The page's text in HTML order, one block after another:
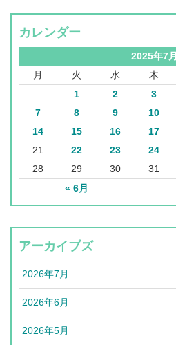
カレンダー
2025年7月
月
火 水 木
« 6月
1 2 3
7
8 9 10
14
15 16 17
21
22 23 24
28
29 30 31
アーカイブズ
2026年7月
2026年6月
2026年5月